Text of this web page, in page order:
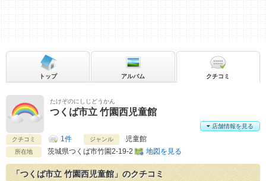
たけぞのにしじどうかん
つくば市立 竹園西児童館
クチコミ 1件 ジャンル 児童館
所在地 茨城県つくば市竹園2-19-2 地図を見る
店舗情報を見る
トップ アルバム クチコミ
「つくば市立 竹園西児童館」のクチコミ